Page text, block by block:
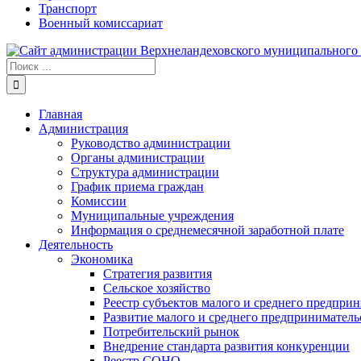
Транспорт
Военный комиссариат
Результат
поиска:
Главная
Администрация
Руководство администрации
Органы администрации
Структура администрации
График приема граждан
Комиссии
Муниципальные учреждения
Информация о среднемесячной заработной плате
Деятельность
Экономика
Стратегия развития
Сельское хозяйство
Реестр субъектов малого и среднего
Развитие малого и среднего
Потребительский рынок
Внедрение стандарта развития конкуренции